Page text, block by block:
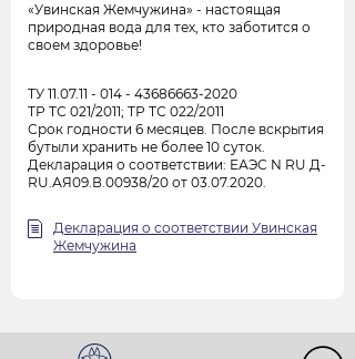
«Увинская Жемчужина» - настоящая
природная вода для тех, кто заботится о
своем здоровье!
ТУ 11.07.11 - 014 - 43686663-2020
ТР ТС 021/2011; ТР ТС 022/2011
Срок годности 6 месяцев. После вскрытия
бутыли хранить не более 10 суток.
Декларация о соответствии: ЕАЭС N RU Д-
RU.АЯ09.В.00938/20 от 03.07.2020.
Декларация о соответствии Увинская
Жемчужина